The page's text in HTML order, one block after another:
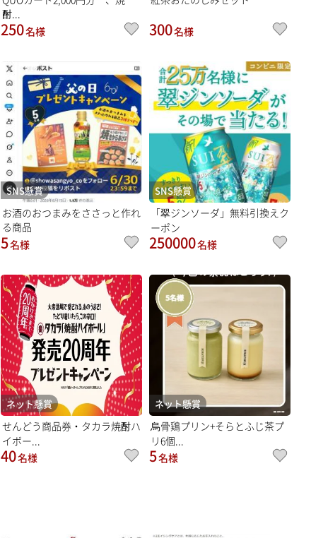
酎...
250名様 300名様
SNS懸賞
お酒のおつまみをささっと作れ
る商品
5名様
SNS懸賞
「翠ジンソーダ」無料引換えク
ーポン
250000名様
ネット懸賞
せんどう商品券・タカラ焼酎ハ
イボー...
40名様
ネット懸賞
烏骨鶏プリン+そらとふじ茶プ
リ6個...
5名様